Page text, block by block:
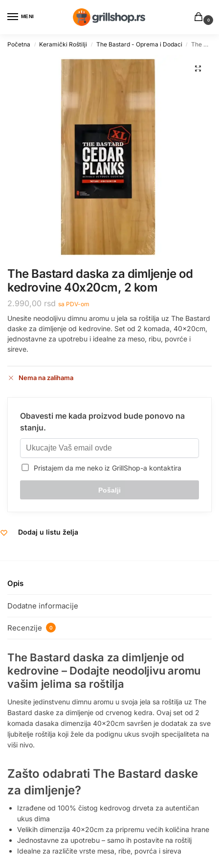
MENI
0
Početna / Keramički Roštilji / The Bastard - Oprema i Dodaci / The Bastard daska za dimljenje od kedrovine 40x20cm, 2 kom
The Bastard daska za dimljenje od
kedrovine 40x20cm, 2 kom
2.990,00 rsd sa PDV-om
Unesite neodoljivu dimnu aromu u jela sa roštilja uz The Bastard
daske za dimljenje od kedrovine. Set od 2 komada, 40x20cm,
jednostavne za upotrebu i idealne za meso, ribu, povrće i
sireve.
Nema na zalihama
Obavesti me kada proizvod bude ponovo na
stanju.
Pristajem da me neko iz GrillShop-a kontaktira
Dodaj u listu želja
Opis
Dodatne informacije
Recenzije 0
The Bastard daska za dimljenje od
kedrovine – Dodajte neodoljivu aromu
vašim jelima sa roštilja
Unesite jedinstvenu dimnu aromu u svoja jela sa roštilja uz The
Bastard daske za dimljenje od crvenog kedra. Ovaj set od 2
komada dasaka dimenzija 40x20cm savršen je dodatak za sve
ljubitelje roštilja koji žele da podignu ukus svojih specijaliteta na
viši nivo.
Zašto odabrati The Bastard daske
za dimljenje?
Izrađene od 100% čistog kedrovog drveta za autentičan
ukus dima
Velikih dimenzija 40x20cm za pripremu većih količina hrane
Jednostavne za upotrebu – samo ih postavite na roštilj
Idealne za različite vrste mesa, ribe, povrća i sireva